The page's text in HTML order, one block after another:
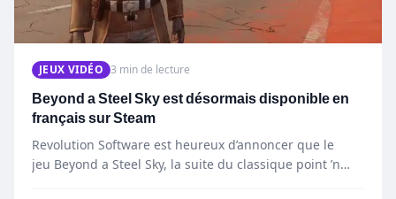
JEUX VIDÉO 3 min de lecture
Beyond a Steel Sky est désormais disponible en
français sur Steam
Revolution Software est heureux d’annoncer que le
jeu Beyond a Steel Sky, la suite du classique point ’n